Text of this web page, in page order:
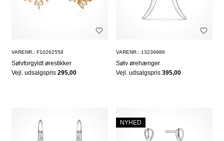
VARENR.: F10262558
Sølvforgyldt ørestikker
Vejl. udsalgspris 295,00
VARENR.: 13239986
Sølv ørehænger
Vejl. udsalgspris395,00
NYHED